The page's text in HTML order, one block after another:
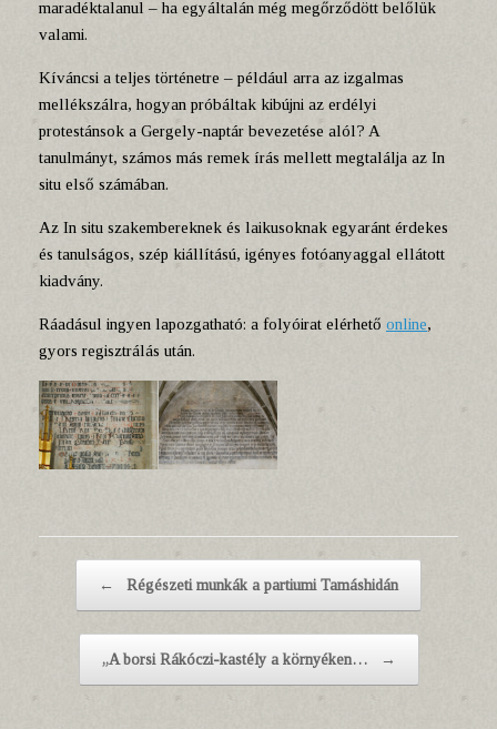
maradéktalanul – ha egyáltalán még megőrződött belőlük
valami.
Kíváncsi a teljes történetre – például arra az izgalmas
mellékszálra, hogyan próbáltak kibújni az erdélyi
protestánsok a Gergely-naptár bevezetése alól? A
tanulmányt, számos más remek írás mellett megtalálja az In
situ első számában.
Az In situ szakembereknek és laikusoknak egyaránt érdekes
és tanulságos, szép kiállítású, igényes fotóanyaggal ellátott
kiadvány.
Ráadásul ingyen lapozgatható: a folyóirat elérhető online,
gyors regisztrálás után.
←
Régészeti munkák a partiumi Tamáshidán
„A borsi Rákóczi-kastély a környéken… →